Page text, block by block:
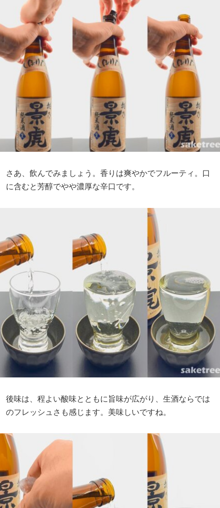
さあ、飲んでみましょう。香りは爽やかでフルーティ。口
に含むと芳醇でやや濃厚な辛口です。
後味は、程よい酸味とともに旨味が広がり、生酒ならでは
のフレッシュさも感じます。美味しいですね。